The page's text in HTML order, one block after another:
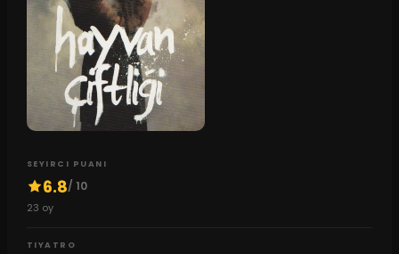
SEYIRCI PUANI
6.8/ 10
23 oy
TIYATRO